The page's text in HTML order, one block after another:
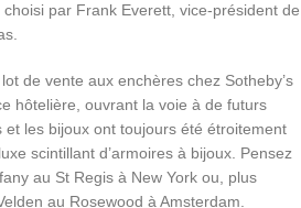
par Frank Everett, vice-président de
de vente aux enchères chez Sotheby’s
hôtelière, ouvrant la voie à de futurs
les bijoux ont toujours été étroitement
scintillant d’armoires à bijoux. Pensez
au St Regis à New York ou, plus
au Rosewood à Amsterdam.